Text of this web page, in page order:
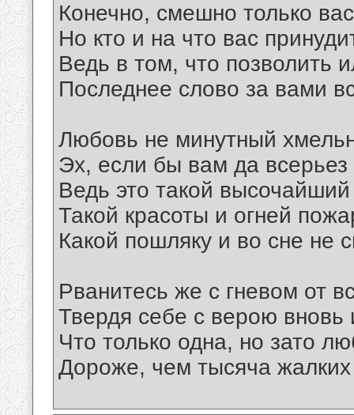
Конечно, смешно только
Но кто и на что вас
Ведь в том, что позволить
Последнее слово за вами
Любовь не минутный
Эх, если бы вам да всерьез
Ведь это такой
Такой красоты и огней
Какой пошляку и во сне не
Рванитесь же с гневом от
Твердя себе с верою вновь
Что только одна, но зато
Дороже, чем тысяча жалких